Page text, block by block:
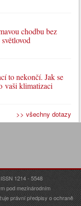
chodbu bez
to nekončí. Jak se
vaši klimatizaci
>> všechny dotazy
1214 - 5548
pod mezinárodním
právní předpisy o ochraně